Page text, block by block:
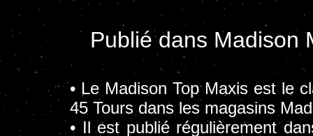
Publié dans Madison
• Le Madison Top Maxis est le
45 Tours dans les magasins
• Il est publié régulièrement